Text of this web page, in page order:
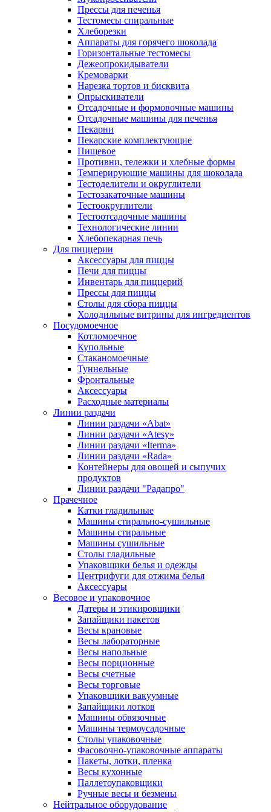
Прессы для печенья
Тестомесы спиральные
Хлеборезки
Аппараты для горячего шоколада
Горизонтальные тестомесы
Дежеопрокидыватели
Кремоварки
Нарезка тортов и бисквита
Опрыскиватели
Отсадочные и формовочные машины
Отсадочные машины для печенья
Пекарни
Пекарские комплектующие
Пищевое
Противни, тележки и хлебные формы
Темперирующие машины для шоколада
Тестоделители и округлители
Тестозакаточные машины
Тестоокруглители
Тестоотсадочные машины
Технологические линии
Хлебопекарная печь
Для пиццерии
Аксессуары для пиццы
Печи для пиццы
Инвентарь для пиццерий
Прессы для пиццы
Столы для сбора пиццы
Холодильные витрины для ингредиентов
Посудомоечное
Котломоечное
Купольные
Стаканомоечные
Туннельные
Фронтальные
Аксессуары
Расходные материалы
Линии раздачи
Линии раздачи «Abat»
Линии раздачи «Atesy»
Линии раздачи «Iterma»
Линии раздачи «Rada»
Контейнеры для овощей и сыпучих
продуктов
Линии раздачи "Радапро"
Прачечное
Катки гладильные
Машины стирально-сушильные
Машины стиральные
Машины сушильные
Столы гладильные
Упаковщики белья и одежды
Центрифуги для отжима белья
Аксессуары
Весовое и упаковочное
Датеры и этикировщики
Запайщики пакетов
Весы крановые
Весы лабораторные
Весы напольные
Весы порционные
Весы счетные
Весы торговые
Упаковщики вакуумные
Запайщики лотков
Машины обвязочные
Машины термоусадочные
Столы упаковочные
Фасовочно-упаковочные аппараты
Пакеты, лотки, пленка
Весы кухонные
Паллетоупаковщики
Ручные весы и безмены
Нейтральное оборудование